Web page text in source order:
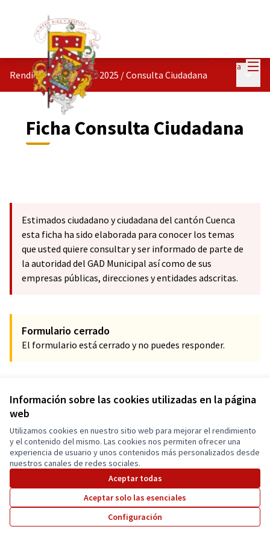
Información sobre las cookies utilizadas en la página
web
Utilizamos cookies en nuestro sitio web para mejorar el rendimiento
y el contenido del mismo. Las cookies nos permiten ofrecer una
experiencia de usuario y unos contenidos más personalizados desde
nuestros canales de redes sociales.
Aceptar todas
Aceptar solo las esenciales
Configuración
Entra
Rendición de Cuentas 2025 /Consulta Ciudadana
Ficha Consulta Ciudadana
Estimados ciudadano y ciudadana del cantón Cuenca
esta ficha ha sido elaborada para conocer los temas
que usted quiere consultar y ser informado de parte de
la autoridad del GAD Municipal así como de sus
empresas públicas, direcciones y entidades adscritas.
Formulario cerrado
El formulario está cerrado y no puedes responder.
Términos y condiciones de uso
Configuración de cookies
Cuenca Participa en X
(Enlace externo)
Cuenca Participa en Facebook
Cuenca Participa en Instagram
Web creada consoftware libre .
Con licencia
(Enlace